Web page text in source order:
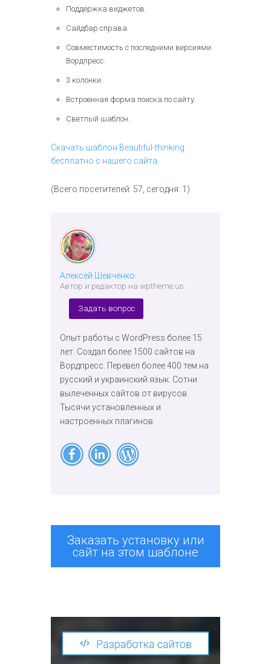
Поддержка виджетов.
Сайдбар справа.
Совместимость с последними версиями
Вордпресс.
3 колонки.
Встроенная форма поиска по сайту.
Светлый шаблон.
Скачать шаблон Beautiful-thinking
бесплатно с нашего сайта.
(Всего посетителей: 57, сегодня: 1)
Алексей Шевченко
Автор и редактор на wptheme.us
Задать вопрос
Опыт работы с WordPress более 15
лет. Создал более 1500 сайтов на
Вордпресс. Перевел более 400 тем на
русский и украинский язык. Сотни
вылеченных сайтов от вирусов.
Тысячи установленных и
настроенных плагинов.
Заказать установку или
сайт на этом шаблоне